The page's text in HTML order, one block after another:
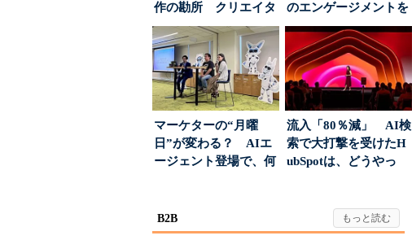
作の勘所 クリエイタ
ーに残る「重要な役
割...
のエンゲージメントを
高めるAI活用、ポ...
マーケターの“月曜
日”が変わる？ AIエ
ージェント登場で、何
流入「80％減」 AI検
索で大打撃を受けたH
ubSpotは、どうやっ
B2B